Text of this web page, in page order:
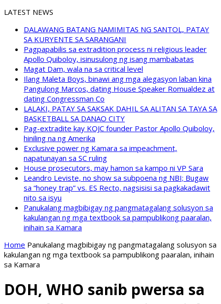
LATEST NEWS
DALAWANG BATANG NAMIMITAS NG SANTOL, PATAY
SA KURYENTE SA SARANGANI
Pagpapabilis sa extradition process ni religious leader
Apollo Quiboloy, isinusulong ng isang mambabatas
Magat Dam, wala na sa critical level
Ilang Maleta Boys, binawi ang mga alegasyon laban kina
Pangulong Marcos, dating House Speaker Romualdez at
dating Congressman Co
LALAKI, PATAY SA SAKSAK DAHIL SA ALITAN SA TAYA SA
BASKETBALL SA DANAO CITY
Pag-extradite kay KOJC founder Pastor Apollo Quiboloy,
hiniling na ng Amerika
Exclusive power ng Kamara sa impeachment,
napatunayan sa SC ruling
House prosecutors, may hamon sa kampo ni VP Sara
Leandro Leviste, no show sa subpoena ng NBI; Bugaw
sa “honey trap” vs. ES Recto, nagsisisi sa pagkakadawit
nito sa isyu
Panukalang magbibigay ng pangmatagalang solusyon sa
kakulangan ng mga textbook sa pampublikong paaralan,
inihain sa Kamara
Home Panukalang magbibigay ng pangmatagalang solusyon sa
kakulangan ng mga textbook sa pampublikong paaralan, inihain
sa Kamara
DOH, WHO sanib pwersa sa